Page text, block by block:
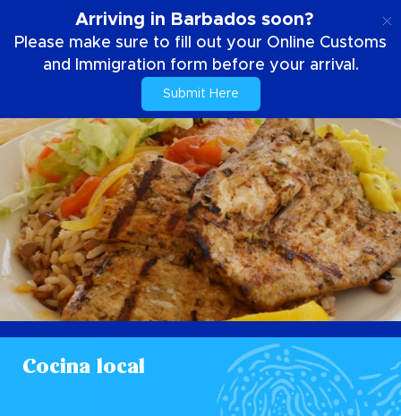
Arriving in Barbados soon?
Please make sure to fill out your Online Customs
and Immigration form before your arrival.
Submit Here
Cocina local